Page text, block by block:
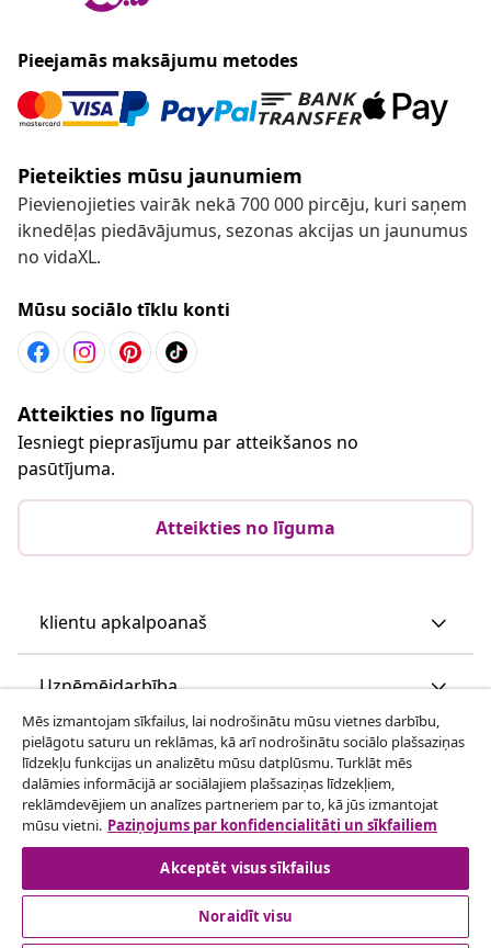
Pieejamās maksājumu metodes
Pieteikties mūsu jaunumiem
Pievienojieties vairāk nekā 700 000 pircēju, kuri saņem
iknedēļas piedāvājumus, sezonas akcijas un jaunumus
no vidaXL.
Mūsu sociālo tīklu konti
Atteikties no līguma
Iesniegt pieprasījumu par atteikšanos no
pasūtījuma.
Atteikties no līguma
klientu apkalpoanaš
Uzņēmējdarbība
vidaXL
Apskatiet vairāk
Mēs izmantojam sīkfailus, lai nodrošinātu mūsu vietnes darbību,
pielāgotu saturu un reklāmas, kā arī nodrošinātu sociālo plašsaziņas
līdzekļu funkcijas un analizētu mūsu datplūsmu. Turklāt mēs
dalāmies informācijā ar sociālajiem plašsaziņas līdzekļiem,
reklāmdevējiem un analīzes partneriem par to, kā jūs izmantojat
mūsu vietni. Paziņojums par konfidencialitāti un sīkfailiem
Akceptēt visus sīkfailus
Noraidīt visu